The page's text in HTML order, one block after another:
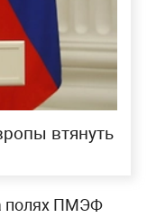
втянуть
полях ПМЭФ